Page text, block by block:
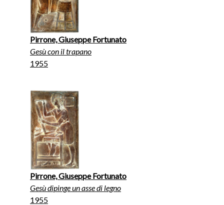
Pirrone, Giuseppe Fortunato
Gesù con il trapano
1955
Pirrone, Giuseppe Fortunato
Gesù dipinge un asse di legno
1955